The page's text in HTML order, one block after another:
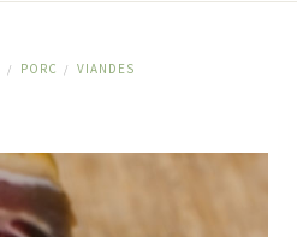
/ PORC / VIANDES